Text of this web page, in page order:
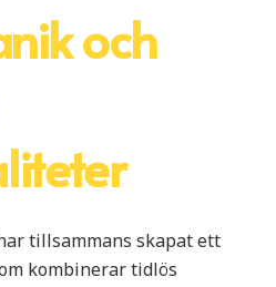
och
tillsammans skapat ett
kombinerar tidlös